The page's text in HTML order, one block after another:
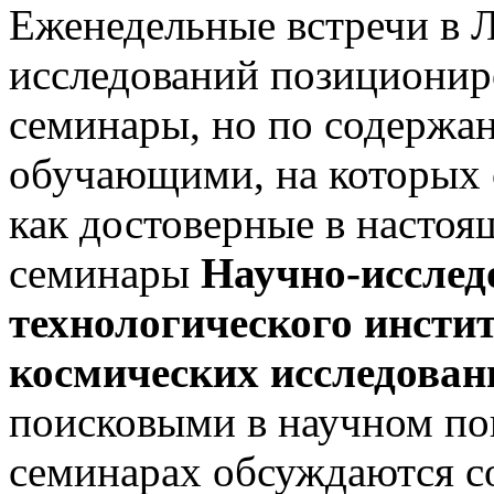
Еженедельные встречи в
исследований
семинары, но по
обучающими, на которых
как достоверные в
семинары Научно-
технологического
космических
поисковыми в научном
семинарах обсуждаются